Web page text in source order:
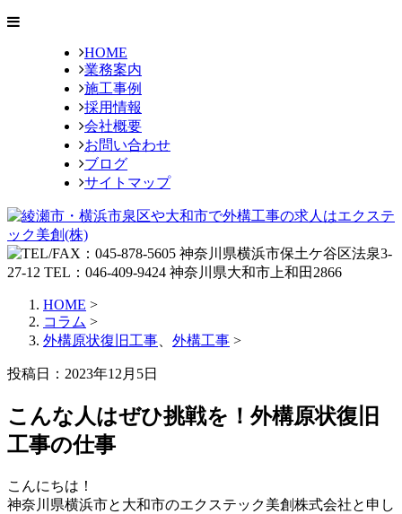
HOME
業務案内
施工事例
採用情報
会社概要
お問い合わせ
ブログ
サイトマップ
HOME >
コラム >
外構原状復旧工事
外構工事 >
投稿日：2023年12月5日
こんな人はぜひ挑戦を！外構原状復旧
工事の仕事
こんにちは！
神奈川県横浜市と大和市のエクステック美創株式会社と申し